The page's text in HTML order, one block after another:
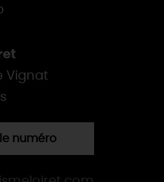
Vignat
numéro